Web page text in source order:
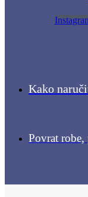
Kako
Povrat